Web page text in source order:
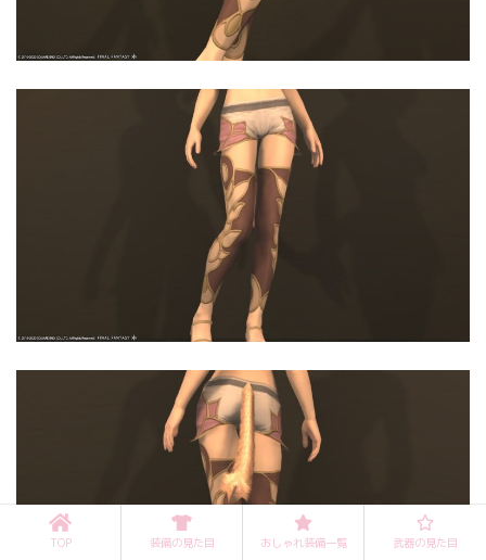
TOP 装備の見た目 おしゃれ装備一覧 武器の見た目